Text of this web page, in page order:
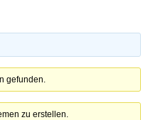
gefunden.
zu erstellen.